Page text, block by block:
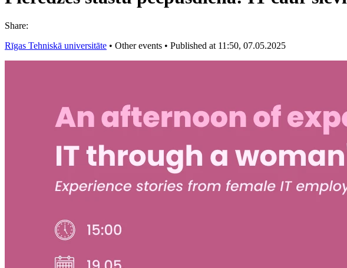
Share:
Rīgas Tehniskā universitāte • Other events • Published at 11:50, 07.05.2025